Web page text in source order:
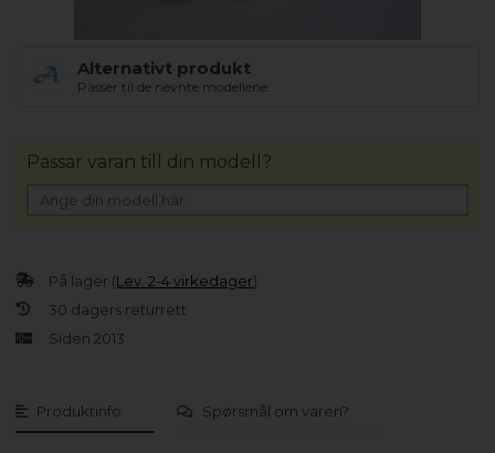
Alternativt produkt
Passer til de nevnte modellene.
Produktinfo Spørsmål om varen?
På lager (Lev. 2-4 virkedager).
30 dagers returrett
Siden 2013
Passar varan till din modell?